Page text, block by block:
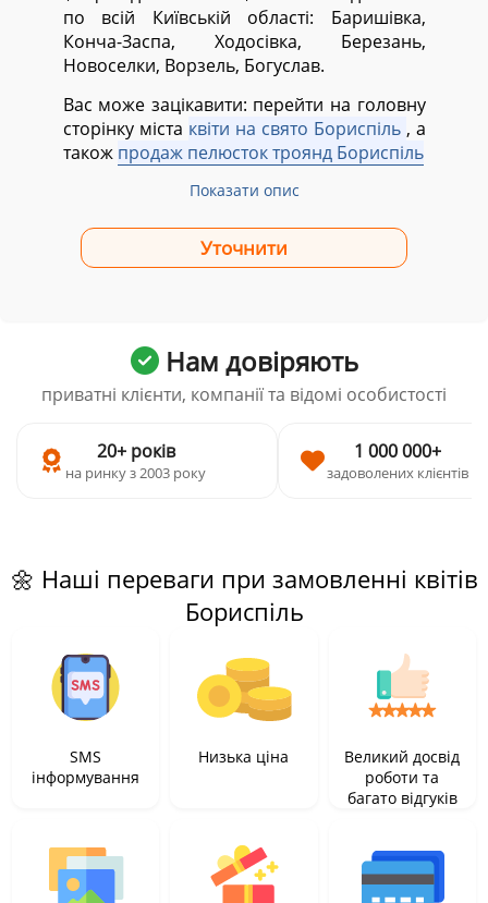
по всій Київській області: Баришівка,
Конча-Заспа, Ходосівка, Березань,
Новоселки, Ворзель, Богуслав.
Вас може зацікавити: перейти на головну
сторінку міста квіти на свято Бориспіль , а
також продаж пелюсток троянд Бориспіль
Показати опис
Нам довіряють
приватні клієнти, компанії та відомі особистості
20+ років
на ринку з 2003 року
1 000 000+
задоволених клієнтів
🌼 Наші переваги при замовленні квітів
Бориспіль
SMS
інформування
Низька ціна
Великий досвід
роботи та
багато відгуків